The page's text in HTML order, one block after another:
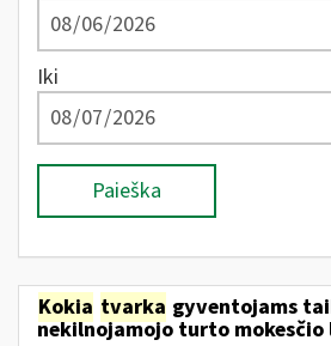
Iki
Paieška
Kokia tvarka gyventojams
nekilnojamojo turto mokesčio